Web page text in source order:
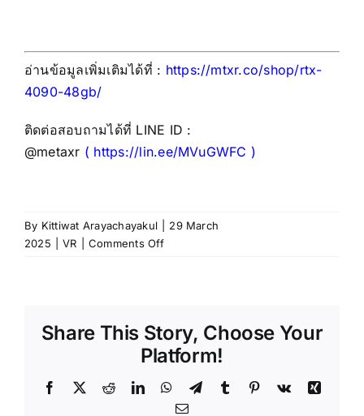
อ่านข้อมูลเพิ่มเติมได้ที่ : https://mtxr.co/shop/rtx-
4090-48gb/
ติดต่อสอบถามได้ที่ LINE ID :
@metaxr ( https://lin.ee/MVuGWFC )
By Kittiwat Arayachayakul
29 March
2025
VR Comments Offon
Edition:
การ์ด
จอ
ขั้น
สุด
Share This Story, Choose Your
Platform!
Facebook
X RedditLinkedInWhatsApp
TelegramTumblr Pinterest
Vk
Xing
Email